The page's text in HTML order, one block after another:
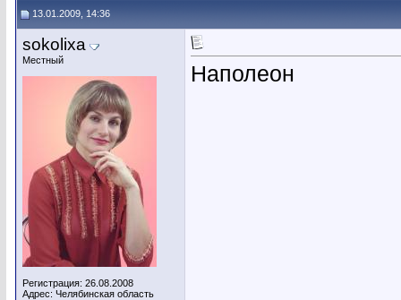
13.01.2009, 14:36
sokolixa
Местный
Регистрация: 26.08.2008
Адрес: Челябинская область
Наполеон